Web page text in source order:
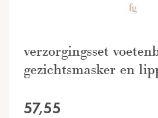
verzorgingsset
gezichtsmasker en
57,55